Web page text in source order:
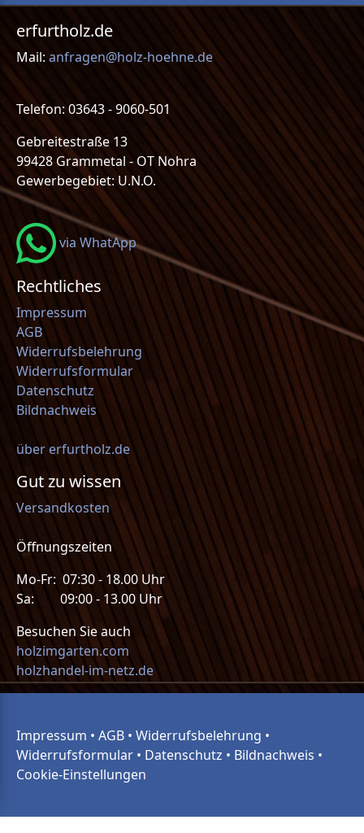
erfurtholz.de
Mail: anfragen@holz-hoehne.de
Telefon: 03643 - 9060-501
Gebreitestraße 13
99428 Grammetal - OT Nohra
Gewerbegebiet: U.N.O.
via WhatApp
Rechtliches
Impressum
AGB
Widerrufsbelehrung
Widerrufsformular
Datenschutz
Bildnachweis
über erfurtholz.de
Gut zu wissen
Versandkosten
Öffnungszeiten
Mo-Fr: 07:30 - 18.00 Uhr
Sa: 09:00 - 13.00 Uhr
Besuchen Sie auch
holzimgarten.com
holzhandel-im-netz.de
Impressum • AGB • Widerrufsbelehrung •
Widerrufsformular • Datenschutz • Bildnachweis •
Cookie-Einstellungen